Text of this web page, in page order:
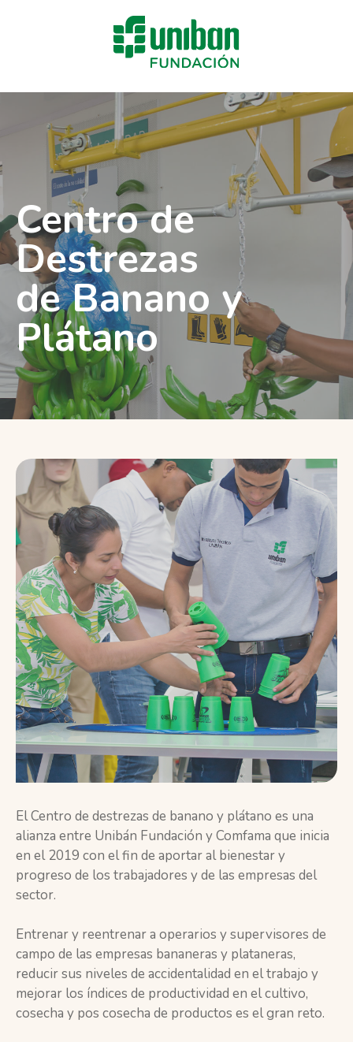
Centro de
Destrezas
de Banano y
Plátano
El Centro de destrezas de banano y plátano es una
alianza entre Unibán Fundación y Comfama que inicia
en el 2019 con el fin de aportar al bienestar y
progreso de los trabajadores y de las empresas del
sector.
Entrenar y reentrenar a operarios y supervisores de
campo de las empresas bananeras y plataneras,
reducir sus niveles de accidentalidad en el trabajo y
mejorar los índices de productividad en el cultivo,
cosecha y pos cosecha de productos es el gran reto.